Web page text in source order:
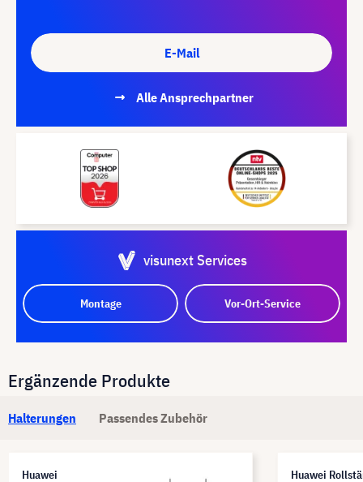
E-Mail
Alle Ansprechpartner
visunext Services
Montage Vor-Ort-Service
Ergänzende Produkte
Halterungen Passendes Zubehör
Huawei
Huawei